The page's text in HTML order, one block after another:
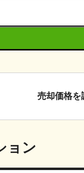
売却価格を
ョン